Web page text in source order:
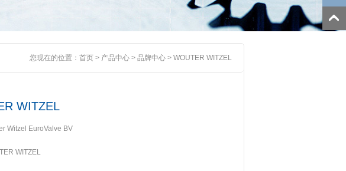
您现在的位置： 首页 > 产品中心 > 品牌中心 > WOUTER WITZEL
WITZEL
Witzel EuroValve BV
WITZEL